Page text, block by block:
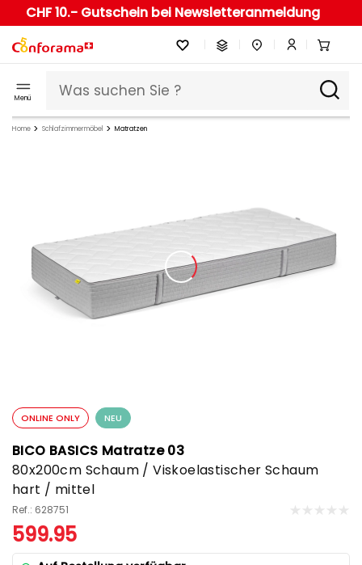
CHF 10.- Gutschein bei Newsletteranmeldung
Menü
Home Schlafzimmermöbel Matratzen
ONLINE ONLY NEU
BICO BASICS Matratze 03
80x200cm Schaum / Viskoelastischer Schaum
hart / mittel
Ref.: 628751
599.95